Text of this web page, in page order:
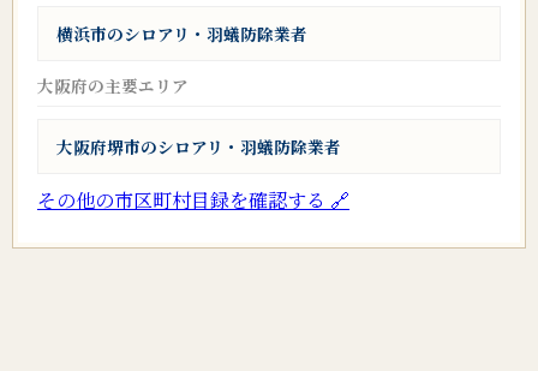
横浜市のシロアリ・羽蟻防除業者
大阪府の主要エリア
大阪府堺市のシロアリ・羽蟻防除業者
その他の市区町村目録を確認する 🔗